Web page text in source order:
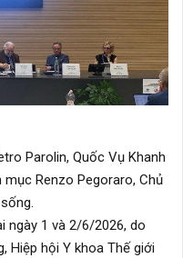
Parolin, Quốc Vụ Khanh
Renzo Pegoraro, Chủ
ngày 1 và 2/6/2026, do
Hiệp hội Y khoa Thế giới